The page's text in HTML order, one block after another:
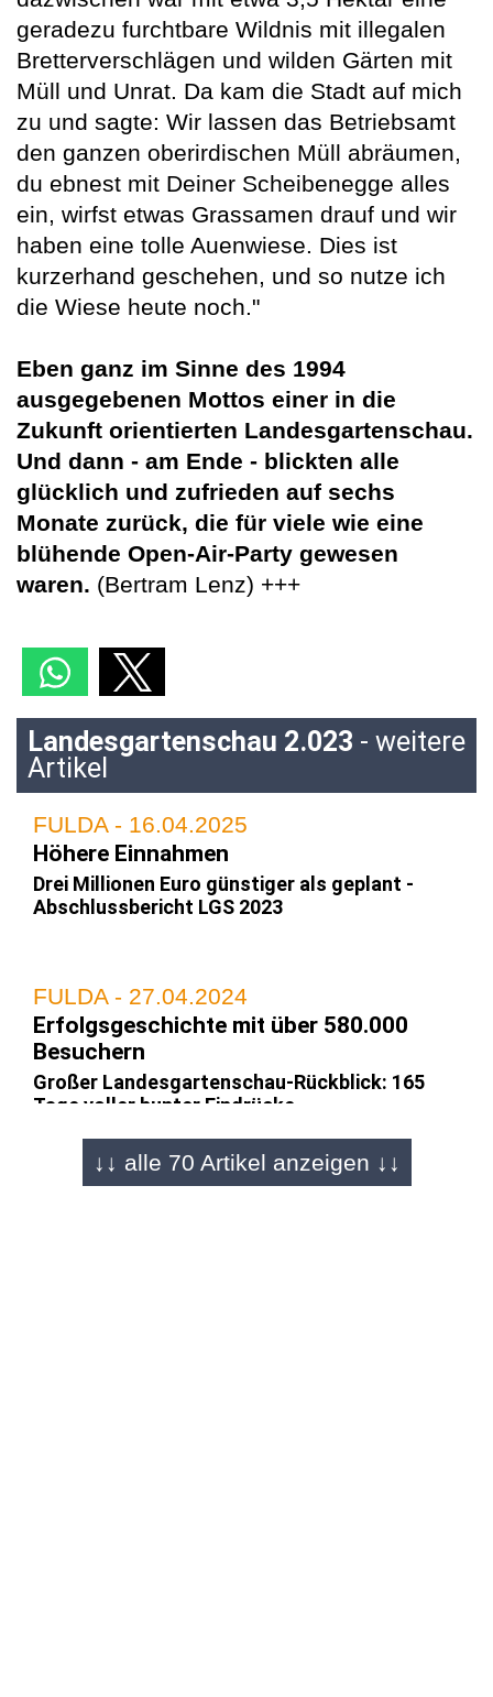
geradezu furchtbare Wildnis mit illegalen
Bretterverschlägen und wilden Gärten mit
Müll und Unrat. Da kam die Stadt auf mich
zu und sagte: Wir lassen das Betriebsamt
den ganzen oberirdischen Müll abräumen,
du ebnest mit Deiner Scheibenegge alles
ein, wirfst etwas Grassamen drauf und wir
haben eine tolle Auenwiese. Dies ist
kurzerhand geschehen, und so nutze ich
die Wiese heute noch."
Eben ganz im Sinne des 1994
ausgegebenen Mottos einer in die
Zukunft orientierten Landesgartenschau.
Und dann - am Ende - blickten alle
glücklich und zufrieden auf sechs
Monate zurück, die für viele wie eine
blühende Open-Air-Party gewesen
waren. (Bertram Lenz) +++
Landesgartenschau 2.023 - weitere
Artikel
FULDA - 16.04.2025
Höhere Einnahmen
Drei Millionen Euro günstiger als geplant -
Abschlussbericht LGS 2023
FULDA - 27.04.2024
Erfolgsgeschichte mit über 580.000
Besuchern
Großer Landesgartenschau-Rückblick: 165
Tage voller bunter Eindrücke
FULDA - 13.04.2024
↓↓ alle 70 Artikel anzeigen ↓↓